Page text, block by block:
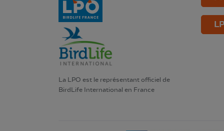
La LPO est le représentant officiel de
BirdLife International en France